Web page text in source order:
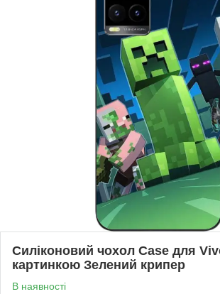
Силіконовий чохол Case для
картинкою Зелений крипер
В наявності